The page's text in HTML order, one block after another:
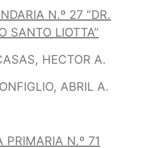
N.º 27 “DR.
SANTO LIOTTA”
HECTOR A.
ABRIL A.
PRIMARIA N.º 71